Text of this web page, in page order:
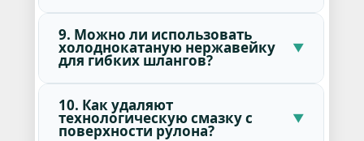
9. Можно ли использовать
холоднокатаную нержавейку
для гибких шлангов?
10. Как удаляют
технологическую смазку с
поверхности рулона?